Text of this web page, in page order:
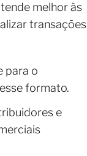
melhor às
transações
para o
formato.
e